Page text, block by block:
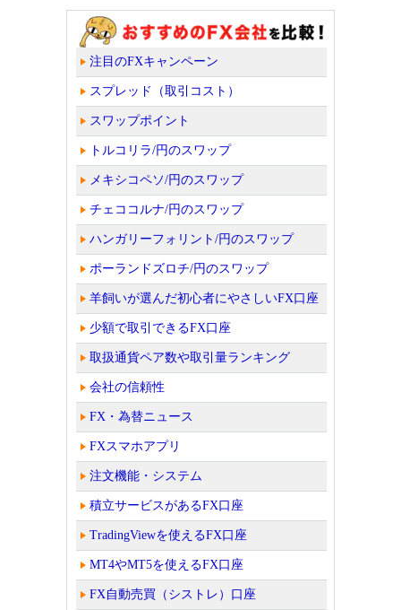
注目のFXキャンペーン
スプレッド（取引コスト）
スワップポイント
トルコリラ/円のスワップ
メキシコペソ/円のスワップ
チェココルナ/円のスワップ
ハンガリーフォリント/円のスワップ
ポーランドズロチ/円のスワップ
羊飼いが選んだ初心者にやさしいFX口座
少額で取引できるFX口座
取扱通貨ペア数や取引量ランキング
会社の信頼性
FX・為替ニュース
FXスマホアプリ
注文機能・システム
積立サービスがあるFX口座
TradingViewを使えるFX口座
MT4やMT5を使えるFX口座
FX自動売買（シストレ）口座